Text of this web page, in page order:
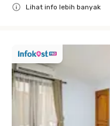
Lihat info lebih banyak